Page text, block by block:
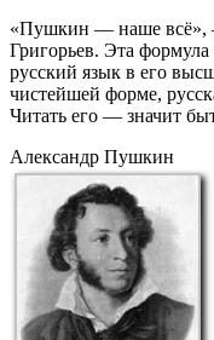
«Пушкин — наше всё»,
Григорьев. Эта
русский язык в его
чистейшей форме,
Читать его — значит
Александр Пушкин